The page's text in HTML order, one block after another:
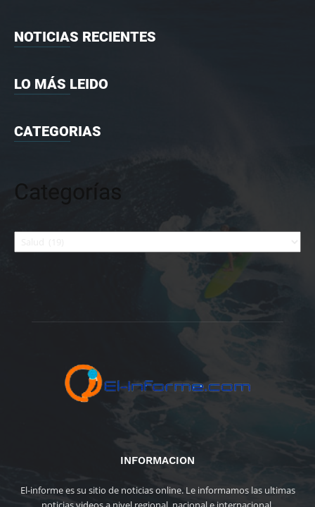
NOTICIAS RECIENTES
LO MÁS LEIDO
CATEGORIAS
Categorías
Categorías
INFORMACION
El-informe es su sitio de noticias online. Le informamos las ultimas